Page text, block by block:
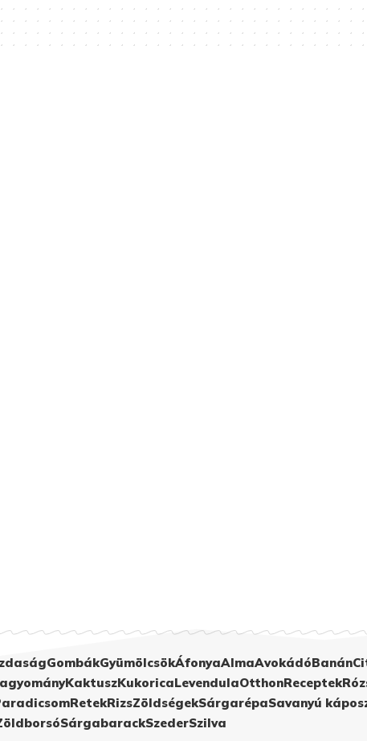
GombákGyümölcsökÁfonyaAlmaAvokádóBanán
KaktuszKukoricaLevendulaOtthonReceptek
RetekRizsZöldségekSárgarépaSavanyú
SárgabarackSzederSzilva